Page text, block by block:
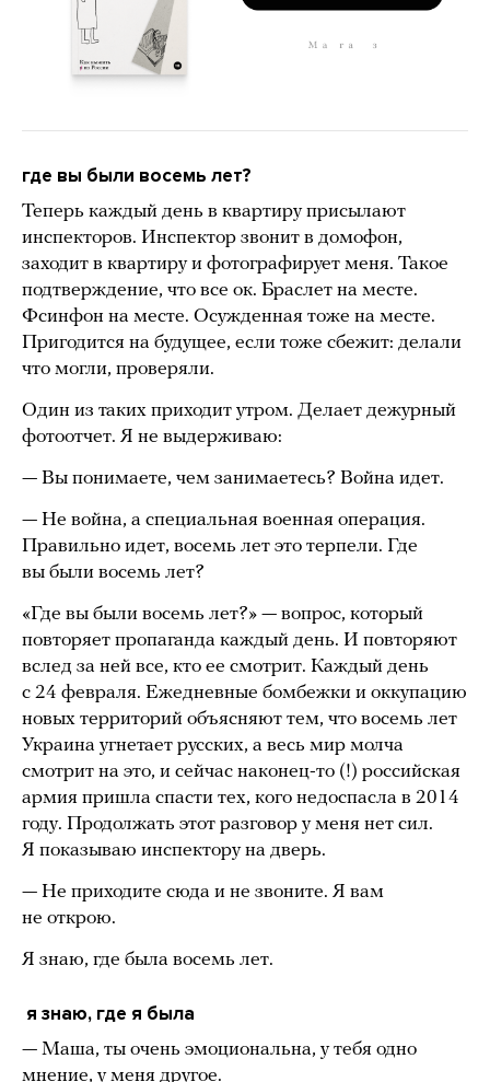
где вы были восемь лет?
Теперь каждый день в квартиру присылают
инспекторов. Инспектор звонит в домофон,
заходит в квартиру и фотографирует меня. Такое
подтверждение, что все ок. Браслет на месте.
Фсинфон на месте. Осужденная тоже на месте.
Пригодится на будущее, если тоже сбежит: делали
что могли, проверяли.
Один из таких приходит утром. Делает дежурный
фотоотчет. Я не выдерживаю:
— Вы понимаете, чем занимаетесь? Война идет.
— Не война, а специальная военная операция.
Правильно идет, восемь лет это терпели. Где
вы были восемь лет?
«Где вы были восемь лет?» — вопрос, который
повторяет пропаганда каждый день. И повторяют
вслед за ней все, кто ее смотрит. Каждый день
с 24 февраля. Ежедневные бомбежки и оккупацию
новых территорий объясняют тем, что восемь лет
Украина угнетает русских, а весь мир молча
смотрит на это, и сейчас наконец-то (!) российская
армия пришла спасти тех, кого недоспасла в 2014
году. Продолжать этот разговор у меня нет сил.
Я показываю инспектору на дверь.
— Не приходите сюда и не звоните. Я вам
не открою.
Я знаю, где была восемь лет.
я знаю, где я была
— Маша, ты очень эмоциональна, у тебя одно
мнение, у меня другое.